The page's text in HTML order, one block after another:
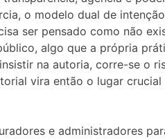
o modelo dual de
ser pensado como não
algo que a própria
na autoria, corre-se o
vira então o lugar crucial
e administradores